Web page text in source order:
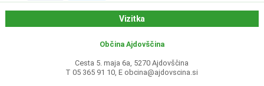
Vizitka
Občina Ajdovščina
Cesta 5. maja 6a, 5270 Ajdovščina
T 05 365 91 10, E obcina@ajdovscina.si